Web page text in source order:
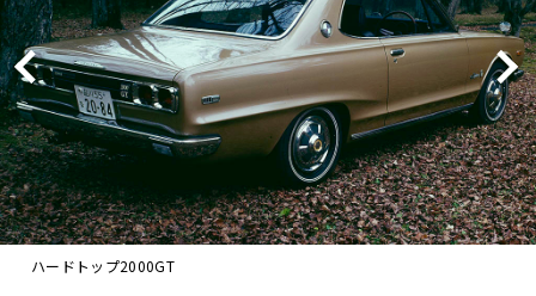
ハードトップ2000GT